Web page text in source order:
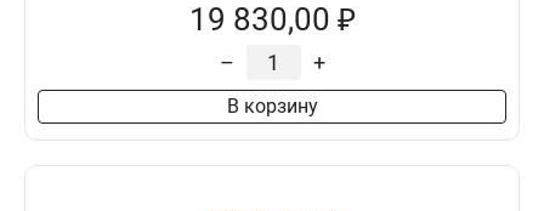
19 830,00 ₽
– +
В корзину